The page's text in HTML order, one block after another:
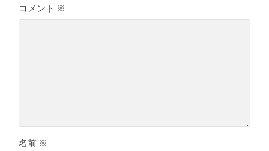
コメント ※
名前 ※